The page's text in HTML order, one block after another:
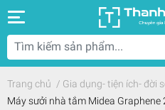
Trang chủ / Gia dụng- tiện ích- đời
Máy sưởi nhà tắm Midea